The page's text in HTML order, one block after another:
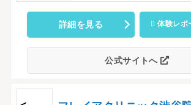
詳細を見る 体験レポ
公式サイトへ